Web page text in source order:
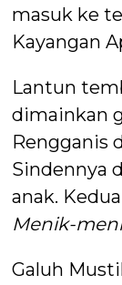
masuk ke
Kayangan
Lantun
dimainkan
Rengganis
Sindennya
anak.
Menik-
Galuh